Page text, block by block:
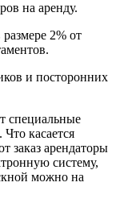
на аренду.
2% от
и посторонних
специальные
касается
заказ арендаторы
систему,
можно на